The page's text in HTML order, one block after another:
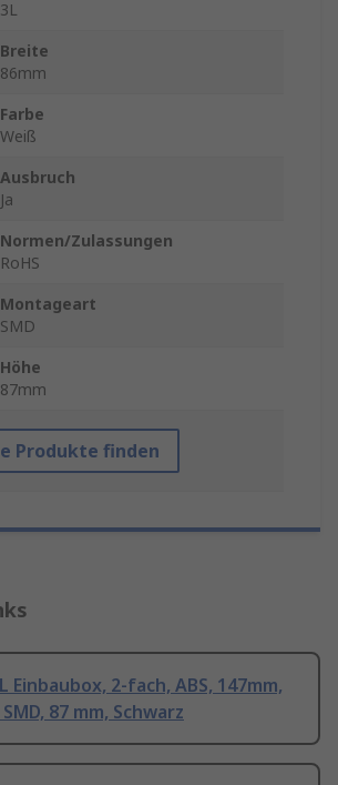
3L
Breite
86mm
Farbe
Weiß
Ausbruch
Ja
Normen/Zulassungen
RoHS
Montageart
SMD
Höhe
87mm
Produkte finden
Einbaubox, 2-fach, ABS, 147mm,
87 mm, Schwarz